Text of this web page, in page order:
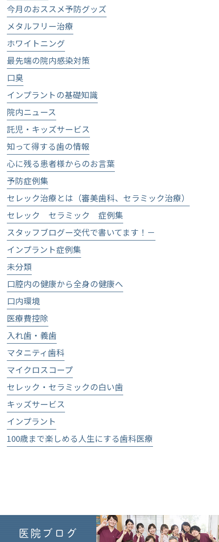
今月のおススメ予防グッズ
メタルフリー治療
ホワイトニング
最先端の院内感染対策
口臭
インプラントの基礎知識
院内ニュース
託児・キッズサービス
知って得する歯の情報
心に残る患者様からのお言葉
予防症例集
セレック治療とは（審美歯科、セラミック治療）
セレック セラミック 症例集
スタッフブログー交代で書いてます！－
インプラント症例集
未分類
口腔内の健康から全身の健康へ
口内環境
医療費控除
入れ歯・義歯
マタニティ歯科
マイクロスコープ
セレック・セラミックの白い歯
キッズサービス
インプラント
100歳まで楽しめる人生にする歯科医療
医院ブログ